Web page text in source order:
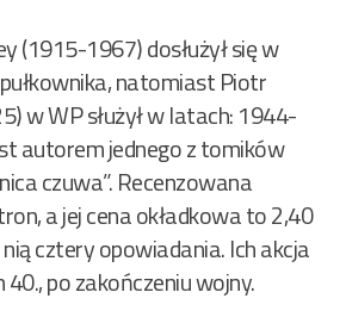
(1915-1967) dosłużył się w
natomiast Piotr
w WP służył w latach: 1944-
autorem jednego z tomików
czuwa”. Recenzowana
a jej cena okładkowa to 2,40
nią cztery opowiadania. Ich akcja
po zakończeniu wojny.